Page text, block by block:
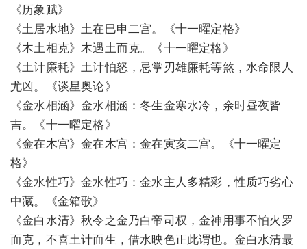
《历象赋》
《土居水地》土在巳申二宫。《十一曜定格》
《木土相克》木遇土而克。《十一曜定格》
《土计廉耗》土计怕怒，忌掌刃雄廉耗等煞，水命限人
尤凶。《谈星奥论》
《金水相涵》金水相涵：冬生金寒水冷，余时昼夜皆
吉。《十一曜定格》
《金在木宫》金在木宫：金在寅亥二宫。《十一曜定
格》
《金水性巧》金水性巧：金水主人多精彩，性质巧劣心
中藏。《金箱歌》
《金白水清》秋令之金乃白帝司权，金神用事不怕火罗
而克，不喜土计而生，借水映色正此谓也。金白水清最